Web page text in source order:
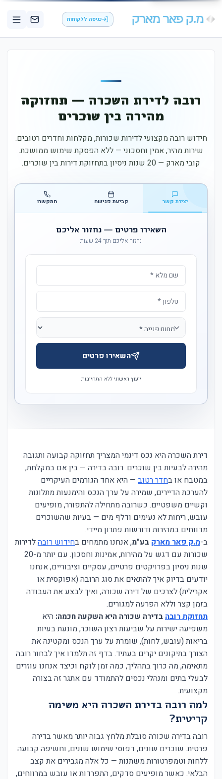
כניסה ללקוחות
רובה לדירת השכרה — תחזוקה
מהירה בין שוכרים
חידוש רובה מקצועי לדירות שכורות, מקלחות וחדרים רטובים.
שירות מהיר, אמין וחסכוני — ללא הפסקת שימוש ממושכת.
קובי מארק — 20 שנות ניסיון בתחזוקת דירות בין שוכרים.
יצירת קשר קביעת פגישה התקשרו
השאירו פרטים — נחזור אליכם
נחזור אליכם תוך 24 שעות
השאירו פרטים
ייעוץ ראשוני ללא התחייבות
דירת השכרה היא נכס דינמי המצריך תחזוקה קבועה ותגובה
מהירה לבעיות בין שוכרים. רובה בדירה — בין אם במקלחת,
במטבח או בחדר רטוב — היא אחד הגורמים העיקריים
להערכת הדיירים, שמירה על ערך הנכס והימנעות מתלונות
וקשיים משפטיים. כשרובה מתחילה להתפורר, מופיעים
עובש, ריחות לא נעימים ודלף מים — בעיות שהשוכרים
מדווחים במהירות ודורשות פתרון מיידי.
ב-מ.ק פאר מארק בע"מ, אנחנו מתמחים בחידוש רובהלדירות
שכורות עם דגש על מהירות, אמינות וחסכון. עם יותר מ-20
שנות ניסיון בפרויקטים פרטיים, עסקיים וציבוריים, אנחנו
יודעים בדיוק איך להתאים את סוג הרובה (אפוקסית או
אקרילית) לצרכים של דירה שכורה, ואיך לבצע את העבודה
בזמן קצר וללא הפרעה למגורים.
תחזוקת רובהבדירה שכורה היא השקעה חכמה: היא
משפיעה ישירות על שביעות רצון השוכר, מונעת בעיות
בריאות (עובש, לחות), שומרת על ערך הנכס ומקטינה את
הצורך בתיקונים יקרים בעתיד. בדף זה תלמדו איך לבחור רובה
מתאימה, מה כרוך בתהליך, כמה זמן לוקח וכיצד אנחנו עוזרים
לבעלי בתים ומנהלי נכסים להתמודד עם אתגר זה בצורה
מקצועית.
למה רובה בדירת השכרה היא משימה
קריטית?
רובה בדירה שכורה סובלת מלחץ גבוה יותר מאשר בדירה
פרטית. שוכרים שונים, דפוסי שימוש שונים, וחשיפה קבועה
ללחות וטמפרטורות משתנות — כל אלה מגבירים את קצב
הבלאי. כאשר מופיעים סדקים, התפרדות או עובש במרווחים,